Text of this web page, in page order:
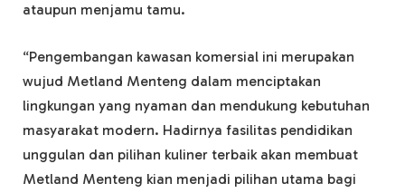
ataupun menjamu tamu.
“Pengembangan kawasan komersial ini merupakan
wujud Metland Menteng dalam menciptakan
lingkungan yang nyaman dan mendukung kebutuhan
masyarakat modern. Hadirnya fasilitas pendidikan
unggulan dan pilihan kuliner terbaik akan membuat
Metland Menteng kian menjadi pilihan utama bagi